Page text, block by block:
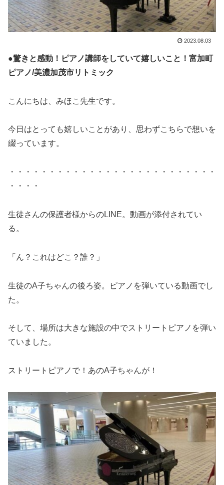
2023.08.03
●驚きと感動！ピアノ講師をしていて嬉しいこと！富加町
ピアノ/美濃加茂市リトミック
こんにちは、みほこ先生です。
今日はとっても嬉しいことがあり、思わずこちらで想いを
綴っています。
・・・・・・・・・・・・・・・・・・・・・・・・・・
・・・・
生徒さんの保護者様からのLINE。動画が添付されてい
る。
「ん？これはどこ？誰？」
生徒のA子ちゃんの後ろ姿。ピアノを弾いている動画でし
た。
そして、場所は大きな施設の中でストリートピアノを弾い
ていました。
ストリートピアノで！あのA子ちゃんが！